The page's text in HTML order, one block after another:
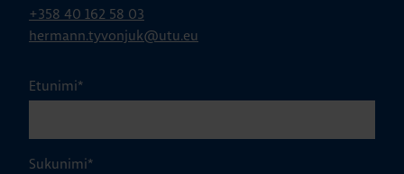
+358 40 162 58 03
hermann.tyvonjuk@utu.eu
Etunimi*
Sukunimi*